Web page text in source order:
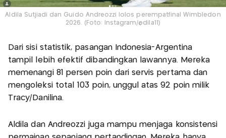
Aldila Sutjiadi dan Guido Andreozzi lolos perempatfinal Wimbledon
2026. (Foto: Instagram/@dila11)
Dari sisi statistik, pasangan Indonesia-Argentina
tampil lebih efektif dibandingkan lawannya. Mereka
memenangi 81 persen poin dari servis pertama dan
mengoleksi total 103 poin, unggul atas 92 poin milik
Tracy/Danilina.
Aldila dan Andreozzi juga mampu menjaga konsistensi